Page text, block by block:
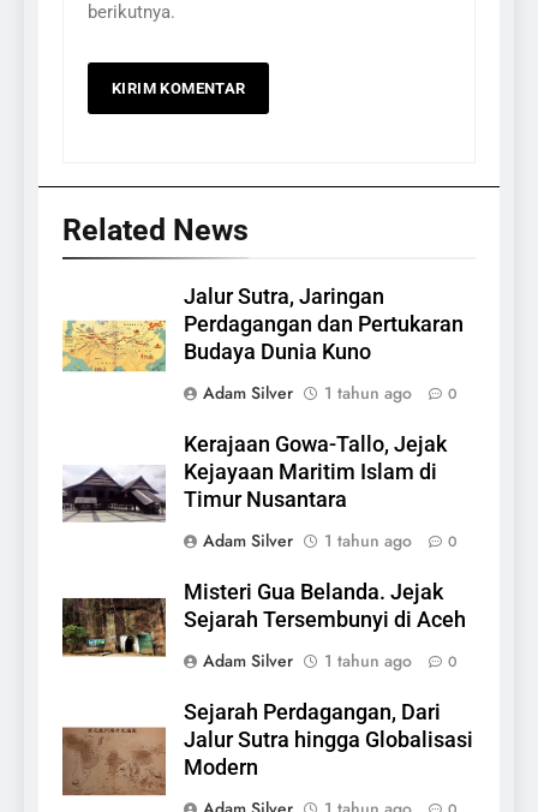
berikutnya.
Related News
Jalur Sutra, Jaringan
Perdagangan dan Pertukaran
Budaya Dunia Kuno
Adam Silver
1 tahun ago 0
Kerajaan Gowa-Tallo, Jejak
Kejayaan Maritim Islam di
Timur Nusantara
Adam Silver
1 tahun ago 0
Misteri Gua Belanda. Jejak
Sejarah Tersembunyi di Aceh
Adam Silver
1 tahun ago 0
Sejarah Perdagangan, Dari
Jalur Sutra hingga Globalisasi
Modern